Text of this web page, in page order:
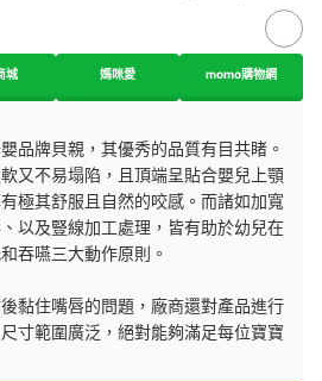
城 媽咪愛 momo購物網
品牌貝親，其優秀的品質有目共睹。
又不易塌陷，且頂端呈貼合嬰兒上顎
極其舒服且自然的咬感。而諸如加寬
以及豎線加工處理，皆有助於幼兒在
吞嚥三大動作原則。
黏住嘴唇的問題，廠商還對產品進行
寸範圍廣泛，絕對能夠滿足每位寶寶